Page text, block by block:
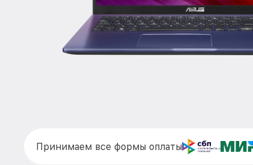
Принимаем все формы оплаты